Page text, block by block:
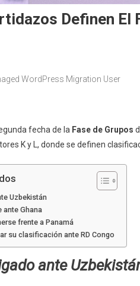
Definen El
WordPress Migration User
fecha de la Fase de Grupos
K y L, donde se definen
Uzbekistán
ante Ghana
frente a Panamá
su clasificación ante RD Congo
ante